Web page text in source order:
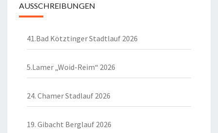
AUSSCHREIBUNGEN
41.Bad Kötztinger Stadtlauf 2026
5.Lamer „Woid-Reim“ 2026
24. Chamer Stadlauf 2026
19. Gibacht Berglauf 2026